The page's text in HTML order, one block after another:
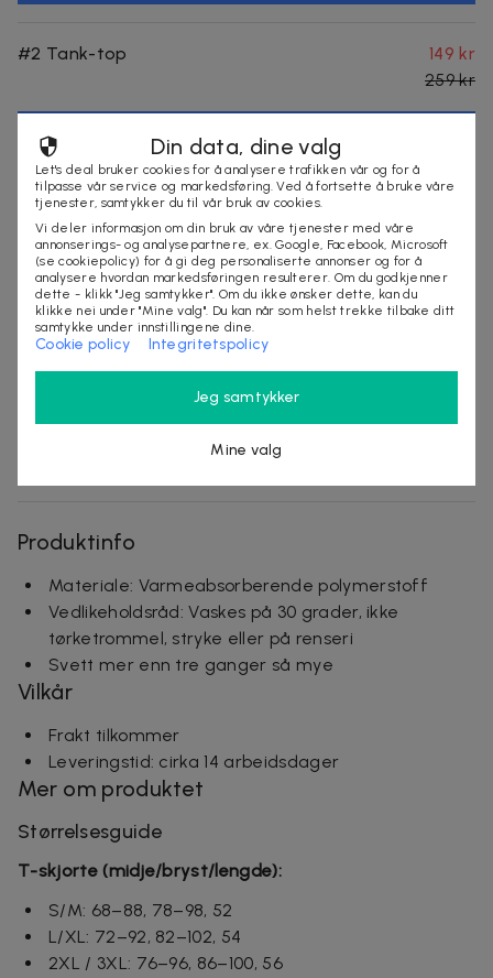
#2 Tank-top
149 kr
259 kr
Velg
#3 Lange tights
339 kr
Velg
#4 Korte tights
169 kr
Velg
Produktinfo
Materiale: Varmeabsorberende polymerstoff
Vedlikeholdsråd: Vaskes på 30 grader, ikke
tørketrommel, stryke eller på renseri
Svett mer enn tre ganger så mye
Vilkår
Frakt tilkommer
Leveringstid: cirka 14 arbeidsdager
Mer om produktet
Størrelsesguide
T-skjorte (midje/bryst/lengde):
S/M: 68–88, 78–98, 52
L/XL: 72–92, 82–102, 54
2XL / 3XL: 76–96, 86–100, 56
Din data, dine valg
Let's deal bruker cookies for å analysere trafikken vår og for å
tilpasse vår service og markedsføring. Ved å fortsette å bruke våre
tjenester, samtykker du til vår bruk av cookies.
Vi deler informasjon om din bruk av våre tjenester med våre
annonserings- og analysepartnere, ex. Google, Facebook, Microsoft
(se cookiepolicy) for å gi deg personaliserte annonser og for å
analysere hvordan markedsføringen resulterer. Om du godkjenner
dette - klikk "Jeg samtykker". Om du ikke ønsker dette, kan du
klikke nei under "Mine valg". Du kan når som helst trekke tilbake ditt
samtykke under innstillingene dine.
Cookie policy Integritetspolicy
Jeg samtykker
Mine valg